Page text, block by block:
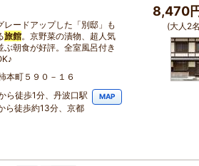
ードアップした「別邸」も
旅館。京野菜の漬物、超人気
朝食が好評。全室風呂付き
本町５９０－１６
ら徒歩1分、丹波口駅
ら徒歩約13分、京都
MAP
8,470
(大人2